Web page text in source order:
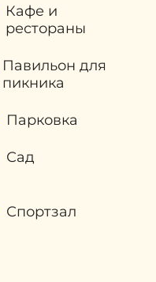
Кафе и
рестораны
Павильон для
пикника
Парковка
Сад
Спортзал